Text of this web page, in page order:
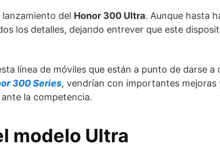
del Honor 300 Ultra. Aunque hasta
los detalles, dejando entrever que este
línea de móviles que están a punto de darse a
300 Series, vendrían con importantes mejoras
la competencia.
modelo Ultra